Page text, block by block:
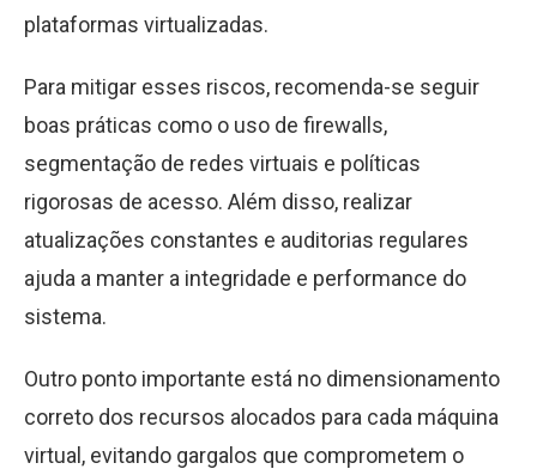
plataformas virtualizadas.
Para mitigar esses riscos, recomenda-se seguir
boas práticas como o uso de firewalls,
segmentação de redes virtuais e políticas
rigorosas de acesso. Além disso, realizar
atualizações constantes e auditorias regulares
ajuda a manter a integridade e performance do
sistema.
Outro ponto importante está no dimensionamento
correto dos recursos alocados para cada máquina
virtual, evitando gargalos que comprometem o